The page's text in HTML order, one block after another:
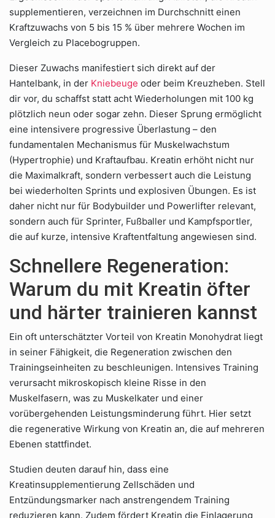
supplementieren, verzeichnen im Durchschnitt einen
Kraftzuwachs von 5 bis 15 % über mehrere Wochen im
Vergleich zu Placebogruppen.
Dieser Zuwachs manifestiert sich direkt auf der
Hantelbank, in der Kniebeuge oder beim Kreuzheben. Stell
dir vor, du schaffst statt acht Wiederholungen mit 100 kg
plötzlich neun oder sogar zehn. Dieser Sprung ermöglicht
eine intensivere progressive Überlastung – den
fundamentalen Mechanismus für Muskelwachstum
(Hypertrophie) und Kraftaufbau. Kreatin erhöht nicht nur
die Maximalkraft, sondern verbessert auch die Leistung
bei wiederholten Sprints und explosiven Übungen. Es ist
daher nicht nur für Bodybuilder und Powerlifter relevant,
sondern auch für Sprinter, Fußballer und Kampfsportler,
die auf kurze, intensive Kraftentfaltung angewiesen sind.
Schnellere Regeneration:
Warum du mit Kreatin öfter
und härter trainieren kannst
Ein oft unterschätzter Vorteil von Kreatin Monohydrat liegt
in seiner Fähigkeit, die Regeneration zwischen den
Trainingseinheiten zu beschleunigen. Intensives Training
verursacht mikroskopisch kleine Risse in den
Muskelfasern, was zu Muskelkater und einer
vorübergehenden Leistungsminderung führt. Hier setzt
die regenerative Wirkung von Kreatin an, die auf mehreren
Ebenen stattfindet.
Studien deuten darauf hin, dass eine
Kreatinsupplementierung Zellschäden und
Entzündungsmarker nach anstrengendem Training
reduzieren kann. Zudem fördert Kreatin die Einlagerung